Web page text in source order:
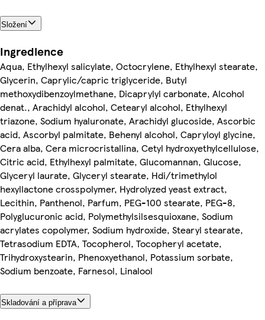
Složení
Ingredience
Aqua, Ethylhexyl salicylate, Octocrylene, Ethylhexyl stearate,
Glycerin, Caprylic/capric triglyceride, Butyl
methoxydibenzoylmethane, Dicaprylyl carbonate, Alcohol
denat., Arachidyl alcohol, Cetearyl alcohol, Ethylhexyl
triazone, Sodium hyaluronate, Arachidyl glucoside, Ascorbic
acid, Ascorbyl palmitate, Behenyl alcohol, Capryloyl glycine,
Cera alba, Cera microcristallina, Cetyl hydroxyethylcellulose,
Citric acid, Ethylhexyl palmitate, Glucomannan, Glucose,
Glyceryl laurate, Glyceryl stearate, Hdi/trimethylol
hexyllactone crosspolymer, Hydrolyzed yeast extract,
Lecithin, Panthenol, Parfum, PEG-100 stearate, PEG-8,
Polyglucuronic acid, Polymethylsilsesquioxane, Sodium
acrylates copolymer, Sodium hydroxide, Stearyl stearate,
Tetrasodium EDTA, Tocopherol, Tocopheryl acetate,
Trihydroxystearin, Phenoxyethanol, Potassium sorbate,
Sodium benzoate, Farnesol, Linalool
Skladování a příprava